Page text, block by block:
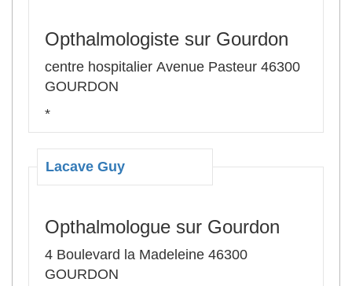
Opthalmologiste sur Gourdon
centre hospitalier Avenue Pasteur 46300
GOURDON
*
Lacave Guy
Opthalmologue sur Gourdon
4 Boulevard la Madeleine 46300
GOURDON